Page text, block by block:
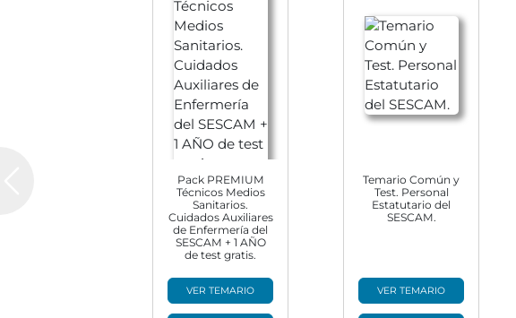
Pack PREMIUM
Técnicos Medios
Sanitarios.
Cuidados Auxiliares
de Enfermería del
SESCAM + 1 AÑO
de test gratis.
VER TEMARIO
Temario Común y
Test. Personal
Estatutario del
SESCAM.
VER TEMARIO